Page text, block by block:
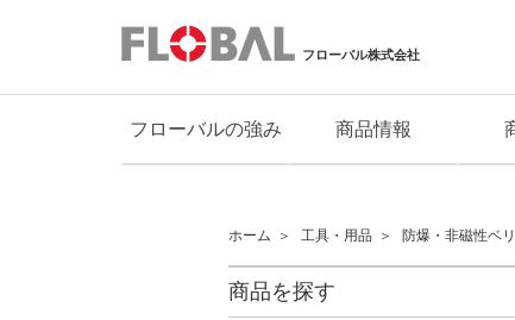
フローバル株式会社
フローバルの強み 商品情報
ホーム 工具・用品 防爆・非磁性ベ
商品を探す